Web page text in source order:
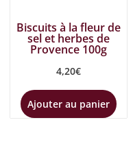
Biscuits à la fleur de
sel et herbes de
Provence 100g
4,20€
Ajouter au panier